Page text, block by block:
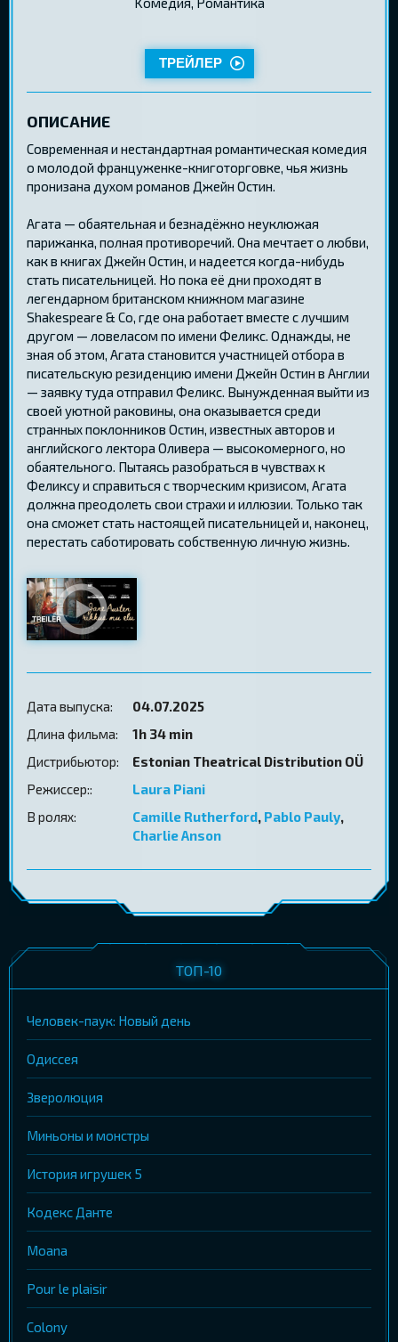
ТРЕЙЛЕР
ОПИСАНИЕ
Современная и нестандартная романтическая комедия
о молодой француженке-книготорговке, чья жизнь
пронизана духом романов Джейн Остин.
Агата — обаятельная и безнадёжно неуклюжая
парижанка, полная противоречий. Она мечтает о любви,
как в книгах Джейн Остин, и надеется когда-нибудь
стать писательницей. Но пока её дни проходят в
легендарном британском книжном магазине
Shakespeare & Co, где она работает вместе с лучшим
другом — ловеласом по имени Феликс. Однажды, не
зная об этом, Агата становится участницей отбора в
писательскую резиденцию имени Джейн Остин в Англии
— заявку туда отправил Феликс. Вынужденная выйти из
своей уютной раковины, она оказывается среди
странных поклонников Остин, известных авторов и
английского лектора Оливера — высокомерного, но
обаятельного. Пытаясь разобраться в чувствах к
Феликсу и справиться с творческим кризисом, Агата
должна преодолеть свои страхи и иллюзии. Только так
она сможет стать настоящей писательницей и, наконец,
перестать саботировать собственную личную жизнь.
Дата выпуска:
04.07.2025
Длина фильма:
1h 34 min
Дистрибьютор:
Estonian Theatrical Distribution OÜ
Режиссер::
Laura Piani
В ролях:
Camille Rutherford, Pablo Pauly,
Charlie Anson
ТОП-10
Человек-паук: Новый день
Одиссея
Зверолюция
Миньоны и монстры
История игрушек 5
Кодекс Данте
Moana
Pour le plaisir
Colony